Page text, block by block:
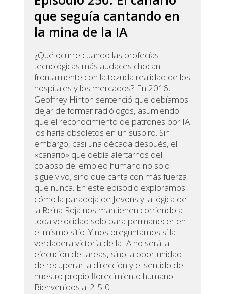
que seguía cantando en
la mina de la IA
¿Qué ocurre cuando las profecías
tecnológicas más audaces chocan
frontalmente con la tozuda realidad de los
hospitales y los mercados? En 2016,
Geoffrey Hinton sentenció que debíamos
dejar de formar radiólogos, asumiendo
que el reconocimiento de patrones por IA
los haría obsoletos en un suspiro. Sin
embargo, casi una década después, el
«canario» que debía alertarnos del
colapso del empleo humano no solo
sigue vivo, sino que canta con más fuerza
que nunca. En este episodio exploramos
cómo la paradoja de Jevons y la lógica de
la Reina Roja nos mantienen corriendo a
toda velocidad solo para permanecer en
el mismo sitio. Y nos preguntamos si la
verdadera victoria de la IA no será la
ejecución de tareas, sino la oportunidad
de recuperar la dirección y el sentido de
nuestro propio florecimiento humano.
Bienvenidos al 2-5-0